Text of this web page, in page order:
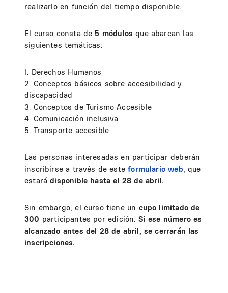
realizarlo en función del tiempo disponible.
El curso consta de5 módulos que abarcan las
siguientes temáticas:
1. Derechos Humanos
2. Conceptos básicos sobre accesibilidad y
discapacidad
3. Conceptos de Turismo Accesible
4. Comunicación inclusiva
5. Transporte accesible
Las personas interesadas en participar deberán
inscribirse a través de esteformulario web, que
estarádisponible hasta el 28 de abril.
Sin embargo, el curso tiene un cupo limitado de
300 participantes por edición. Si ese número es
alcanzado antes del 28 de abril, se cerrarán las
inscripciones.